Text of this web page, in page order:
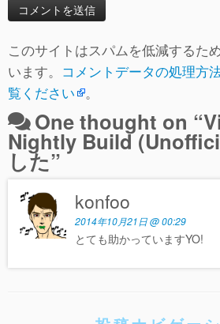
このサイトはスパムを低減するた
います。 コメントデータの処理方
覧ください 。
One thought on “
Nightly Build
した”
konfoo
2014年10月21日 @ 00:29
とても助かっていますYO!